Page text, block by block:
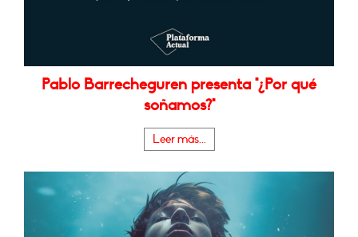
Pablo Barrecheguren presenta "¿Por qué
soñamos?"
Leer más...